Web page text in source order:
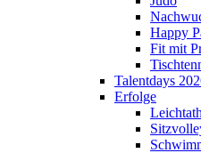
Happy
Fit mit
Talentdays
Erfolge